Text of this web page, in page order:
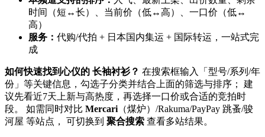
时间（短↔长）、当前价（低↔高）、一口价（低↔
高）
服务： 代购/代拍 + 日本国内集运 + 国际转运，一站式完
成
如何快速找到心仪的 长袖衬衫？ 在搜索框输入「型号/系列/年
份」等关键信息，勾选子分类并结合上面的筛选与排序； 建
议先看近7天上新与高热度，再选择一口价或合适的竞拍时
段。 如需同时对比 Mercari （煤炉）/Rakuma/PayPay 跳蚤/骏
河屋 等站点， 可切换到 聚合搜索 查看多站结果。